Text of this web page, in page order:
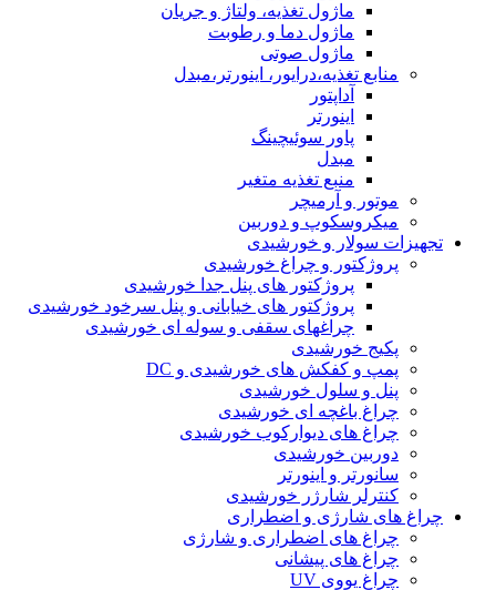
ماژول تغذیه، ولتاژ و جریان
ماژول دما و رطوبت
ماژول صوتی
منابع تغذیه،درایور، اینورتر،مبدل
آداپتور
اینورتر
پاور سوئیچینگ
مبدل
منبع تغذیه متغیر
موتور و آرمیچر
میکروسکوپ و دوربین
تجهیزات سولار و خورشیدی
پروژکتور و چراغ خورشیدی
پروژکتور های پنل جدا خورشیدی
پروژکتور های خیابانی و پنل سرخود خورشیدی
چراغهای سقفی و سوله ای خورشیدی
پکیج خورشیدی
پمپ و کفکش های خورشیدی و DC
پنل و سلول خورشیدی
چراغ باغچه ای خورشیدی
چراغ های دیوارکوب خورشیدی
دوربین خورشیدی
سانورتر و اینورتر
کنترلر شارژر خورشیدی
چراغ های شارژی و اضطراری
چراغ های اضطراری و شارژی
چراغ های پیشانی
چراغ یووی UV